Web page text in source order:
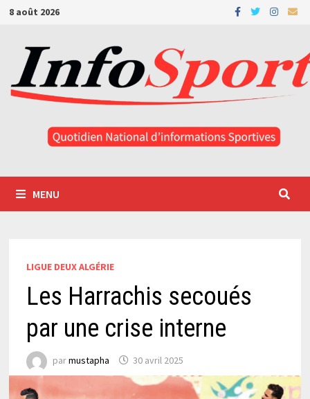
Passer
contenu
8 août 2026
MENU
LIGUE DEUX ALGÉRIE
Les Harrachis secoués
par une crise interne
parmustapha 30 avril 2025